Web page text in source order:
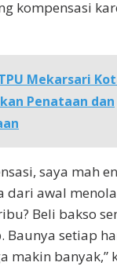
kompensasi
Mekarsari
Penataan dan
saya mah
dari awal
Beli bakso
Baunya setiap
makin banyak,”